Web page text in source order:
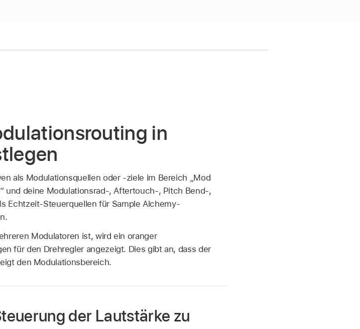
in
als Modulationsquellen oder -ziele im Bereich „Mod
und deine Modulationsrad-, Aftertouch-, Pitch Bend-,
Echtzeit-Steuerquellen für Sample Alchemy-
Modulatoren ist, wird ein oranger
für den Drehregler angezeigt. Dies gibt an, dass der
den Modulationsbereich.
der Lautstärke zu